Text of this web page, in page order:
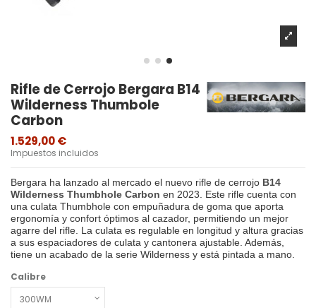
Rifle de Cerrojo Bergara B14
Wilderness Thumbole
Carbon
1.529,00 €
Impuestos incluidos
Bergara ha lanzado al mercado el nuevo rifle de cerrojo B14
Wilderness Thumbhole Carbon en 2023. Este rifle cuenta con
una culata Thumbhole con empuñadura de goma que aporta
ergonomía y confort óptimos al cazador, permitiendo un mejor
agarre del rifle. La culata es regulable en longitud y altura gracias
a sus espaciadores de culata y cantonera ajustable. Además,
tiene un acabado de la serie Wilderness y está pintada a mano.
Calibre